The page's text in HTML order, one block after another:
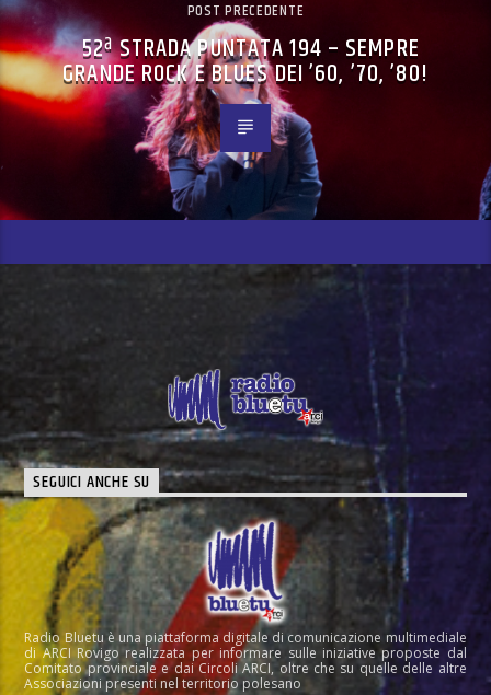
POST PRECEDENTE
52ª STRADA PUNTATA 194 – SEMPRE
GRANDE ROCK E BLUES DEI ’60, ’70, ’80!
SEGUICI ANCHE SU
Radio Bluetu è una piattaforma digitale di comunicazione multimediale
di ARCI Rovigo realizzata per informare sulle iniziative proposte dal
Comitato provinciale e dai Circoli ARCI, oltre che su quelle delle altre
Associazioni presenti nel territorio polesano